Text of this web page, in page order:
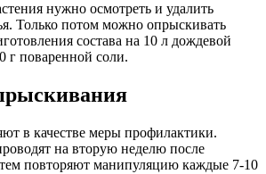
нужно осмотреть и удалить
Только потом можно опрыскивать
состава на 10 л дождевой
г поваренной соли.
в качестве меры профилактики.
на вторую неделю после
повторяют манипуляцию каждые 7-10